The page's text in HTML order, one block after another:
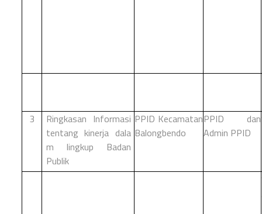
3 Ringkasan Informasi
tentang kinerja dala
m lingkup Badan
Publik
PPID Kecamatan
Balongbendo
PPID dan
Admin PPID